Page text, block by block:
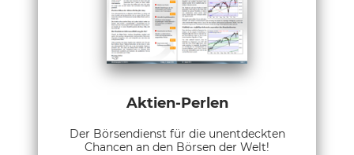
Aktien-Perlen
Der Börsendienst für die unentdeckten
Chancen an den Börsen der Welt!